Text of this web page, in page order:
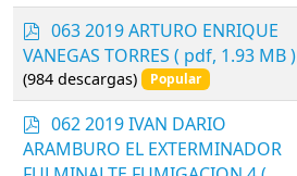
p
d
f
063 2019 ARTURO ENRIQUE
VANEGAS TORRES ( pdf, 1.93 MB )
(984 descargas) Popular
p
d
f
062 2019 IVAN DARIO
ARAMBURO EL EXTERMINADOR